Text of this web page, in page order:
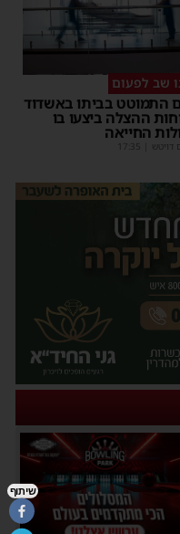
שב לפעום
התמוטט בביתו באשדוד
ההצלה ביצעו בו
החייאה
דויטש 17:35
שיתוף